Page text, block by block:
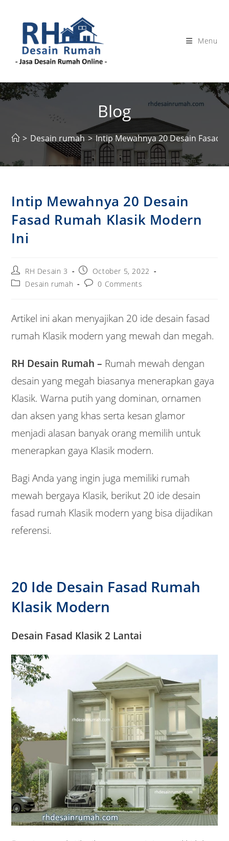
Menu
Blog
> Desain rumah > Intip Mewahnya 20 Desain Fasad
Intip Mewahnya 20 Desain
Fasad Rumah Klasik Modern
Ini
Post
author:
RH Desain 3
Post
published:
October 5, 2022
PostDesain rumah
Post0 Comments
Artikel ini akan menyajikan 20 ide desain fasad
rumah Klasik modern yang mewah dan megah.
RH Desain Rumah – Rumah mewah dengan
desain yang megah biasanya menerapkan gaya
Klasik. Warna putih yang dominan, ornamen
dan aksen yang khas serta kesan glamor
menjadi alasan banyak orang memilih untuk
menerapkan gaya Klasik modern.
Bagi Anda yang ingin juga memiliki rumah
mewah bergaya Klasik, berikut 20 ide desain
fasad rumah Klasik modern yang bisa dijadikan
referensi.
20 Ide Desain Fasad Rumah
Klasik Modern
Desain Fasad Klasik 2 Lantai